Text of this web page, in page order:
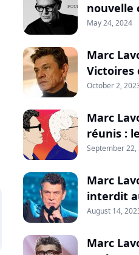
nouvelle
May 24, 2024
Marc
Victoires
October 2,
Marc
réunis :
September 22,
Marc
interdit
August 14,
Marc